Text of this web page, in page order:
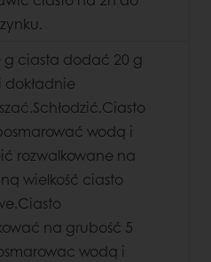
g ciasta dodać 20 g
dokładnie
Schłodzić.Ciasto
wodą i
rozwalkowane na
wielkość ciasto
na grubość 5
wodą i